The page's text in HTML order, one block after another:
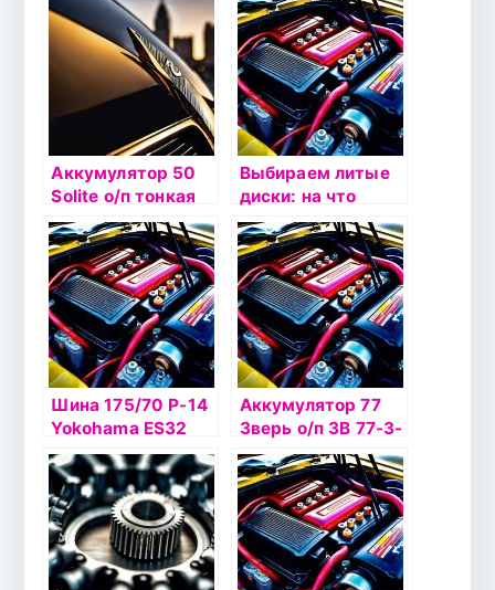
Аккумулятор 50
Solite о/п тонкая
кл 65B24L
Выбираем литые
диски: на что
обратить
внимание
Шина 175/70 Р-14
Yokohama ES32
84H б/к
Аккумулятор 77
Зверь о/п 3В 77-3-
R